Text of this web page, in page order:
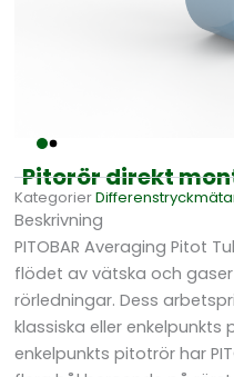
Pitorör direkt
Kategorier
Beskrivning
PITOBAR Averaging Pitot
flödet av vätska och
rörledningar. Dess
klassiska eller enkelpunkts
enkelpunkts pitotrör har